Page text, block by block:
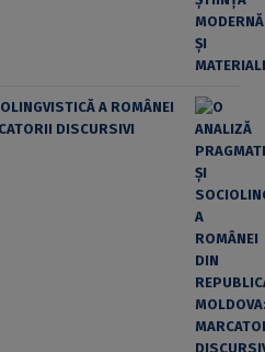
A ROMÂNEI
DISCURSIVI